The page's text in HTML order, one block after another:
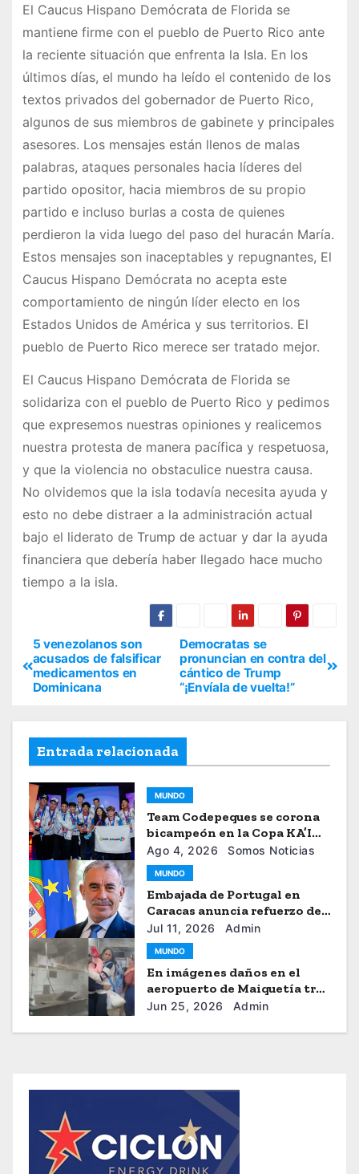
El Caucus Hispano Demócrata de Florida se
mantiene firme con el pueblo de Puerto Rico ante
la reciente situación que enfrenta la Isla. En los
últimos días, el mundo ha leído el contenido de los
textos privados del gobernador de Puerto Rico,
algunos de sus miembros de gabinete y principales
asesores. Los mensajes están llenos de malas
palabras, ataques personales hacia líderes del
partido opositor, hacia miembros de su propio
partido e incluso burlas a costa de quienes
perdieron la vida luego del paso del huracán María.
Estos mensajes son inaceptables y repugnantes, El
Caucus Hispano Demócrata no acepta este
comportamiento de ningún líder electo en los
Estados Unidos de América y sus territorios. El
pueblo de Puerto Rico merece ser tratado mejor.
El Caucus Hispano Demócrata de Florida se
solidariza con el pueblo de Puerto Rico y pedimos
que expresemos nuestras opiniones y realicemos
nuestra protesta de manera pacífica y respetuosa,
y que la violencia no obstaculice nuestra causa.
No olvidemos que la isla todavía necesita ayuda y
esto no debe distraer a la administración actual
bajo el liderato de Trump de actuar y dar la ayuda
financiera que debería haber llegado hace mucho
tiempo a la isla.
Democratas se
pronuncian en contra del
cántico de Trump
“¡Envíala de vuelta!”
5 venezolanos son
acusados de falsificar
medicamentos en
Dominicana
Entrada relacionada
MUNDO
Team Codepeques se corona
bicampeón en la Copa KA’I
2026
Ago 4, 2026 Somos Noticias
MUNDO
Embajada de Portugal en
Caracas anuncia refuerzo de
ayuda humanitaria
Jul 11, 2026 Admin
MUNDO
En imágenes daños en el
aeropuerto de Maiquetía tras
los sismos
Jun 25, 2026 Admin